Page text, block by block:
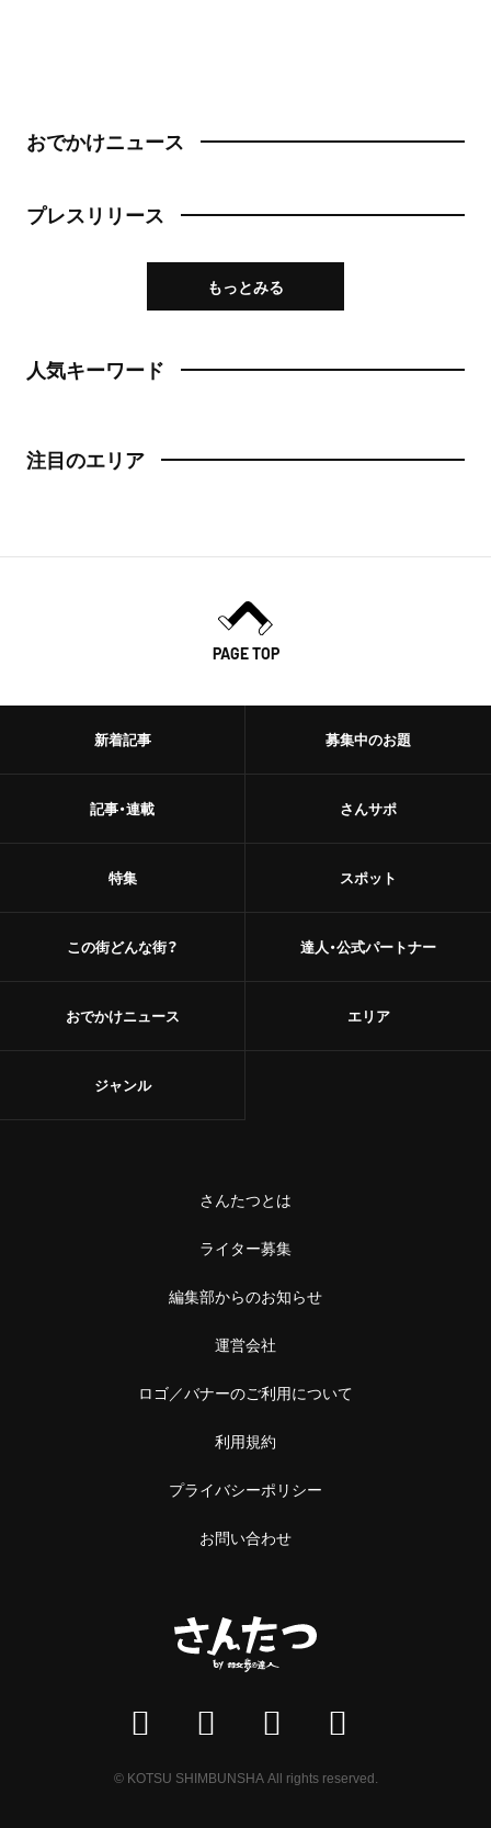
おでかけニュース
プレスリリース
もっとみる
人気キーワード
注目のエリア
PAGE TOP
新着記事
記事・連載
特集
この街どんな街？
おでかけニュース
募集中のお題
さんサポ
スポット
達人・公式パートナー
エリア
ジャンル
さんたつとは
ライター募集
編集部からのお知らせ
運営会社
ロゴ／バナーのご利用について
利用規約
プライバシーポリシー
お問い合わせ
© KOTSU SHIMBUNSHA All rights reserved.